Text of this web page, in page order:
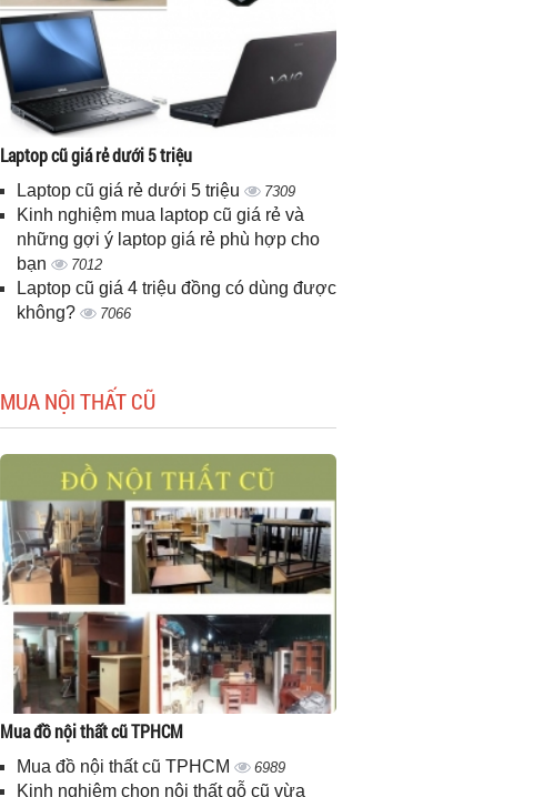
Laptop cũ giá rẻ dưới 5 triệu
Laptop cũ giá rẻ dưới 5 triệu 7309
Kinh nghiệm mua laptop cũ giá rẻ và
những gợi ý laptop giá rẻ phù hợp cho
bạn
7012
Laptop cũ giá 4 triệu đồng có dùng được
không?
7066
MUA NỘI THẤT CŨ
Mua đồ nội thất cũ TPHCM
Mua đồ nội thất cũ TPHCM 6989
Kinh nghiệm chọn nội thất gỗ cũ vừa